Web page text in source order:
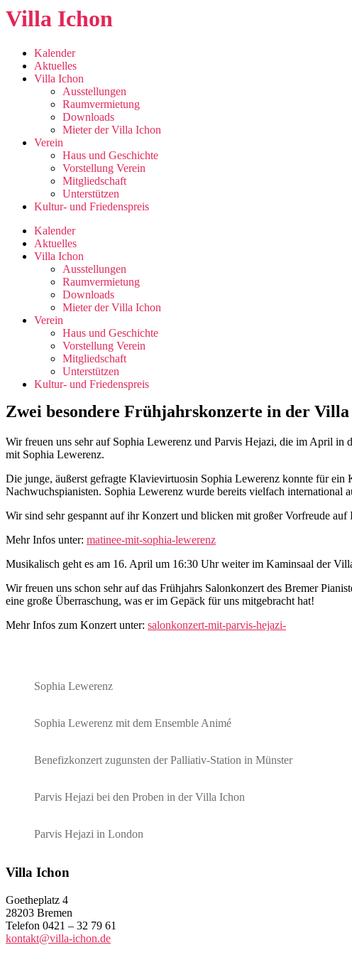
Zum
Inhalt
Villa Ichon
Kalender
Aktuelles
Villa Ichon
Ausstellungen
Raumvermietung
Downloads
Mieter der Villa Ichon
Verein
Haus und Geschichte
Vorstellung Verein
Mitgliedschaft
Unterstützen
Kultur- und Friedenspreis
Kalender
Aktuelles
Villa Ichon
Ausstellungen
Raumvermietung
Downloads
Mieter der Villa Ichon
Verein
Haus und Geschichte
Vorstellung Verein
Mitgliedschaft
Unterstützen
Kultur- und Friedenspreis
Zwei besondere Frühjahrskonzerte in der
Wir freuen uns sehr auf Sophia Lewerenz und Parvis Hejazi, die im April
mit Sophia Lewerenz.
Die junge, äußerst gefragte Klavievirtuosin Sophia Lewerenz konnte für
Nachwuchspianisten. Sophia Lewerenz wurde bereits vielfach international
Wir sind sehr gespannt auf ihr Konzert und blicken mit großer Vorfreude auf
Mehr Infos unter: matinee-mit-sophia-lewerenz
Musikalisch geht es am 16. April um 16:30 Uhr weiter im Kaminsaal der
Wir freuen uns schon sehr auf das Frühjahrs Salonkonzert des Bremer
eine große Überraschung, was er im Gepäck für uns mitgebracht hat!
Mehr Infos zum Konzert unter: salonkonzert-mit-parvis-hejazi-
Sophia Lewerenz
Sophia Lewerenz mit dem Ensemble Animé
Benefizkonzert zugunsten der Palliativ-Station in Münster
Parvis Hejazi bei den Proben in der Villa Ichon
Parvis Hejazi in London
Villa Ichon
Goetheplatz 4
28203 Bremen
Telefon 0421 – 32 79 61
kontakt@villa-ichon.de